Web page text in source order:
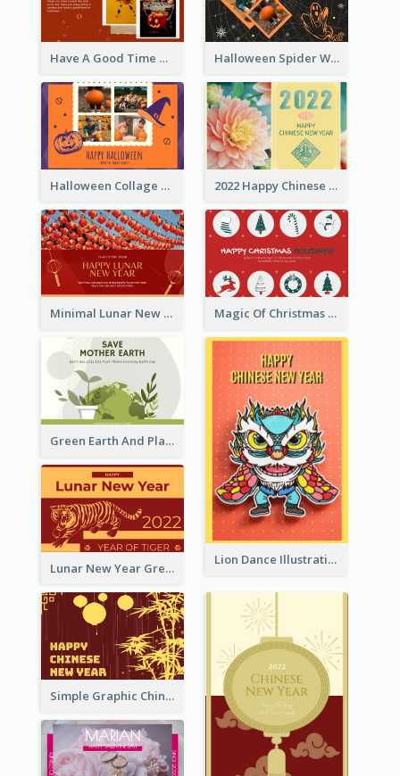
Have A Good Time This Halloween Greeting Card Halloween Spider Web Greeting Card
Halloween Collage Greeting Card 2022 Happy Chinese New Year Flower Photo Greeting Card
Minimal Lunar New Year Celebration Greeting Card Magic Of Christmas Holidays Greeting Card
Green Earth And Plants Illustrations Greeting Card
Lion Dance Illustration Photo Greeting Card
Lunar New Year Greeting Card With Tiger Illustration
Simple Graphic Chinese New Year In Red And Yellow